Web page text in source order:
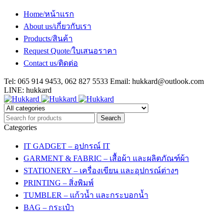
Home/หน้าแรก
About us/เกี่ยวกับเรา
Products/สินค้า
Request Quote/ใบเสนอราคา
Contact us/ติดต่อ
Tel: 065 914 9453, 062 827 5533 Email: hukkard@outlook.com
LINE: hukkard
Categories
IT GADGET – อุปกรณ์ IT
GARMENT & FABRIC – เสื้อผ้า และผลิตภัณฑ์ผ้า
STATIONERY – เครื่องเขียน และอุปกรณ์ต่างๆ
PRINTING – สิ่งพิมพ์
TUMBLER – แก้วน้ำ และกระบอกน้ำ
BAG – กระเป๋า